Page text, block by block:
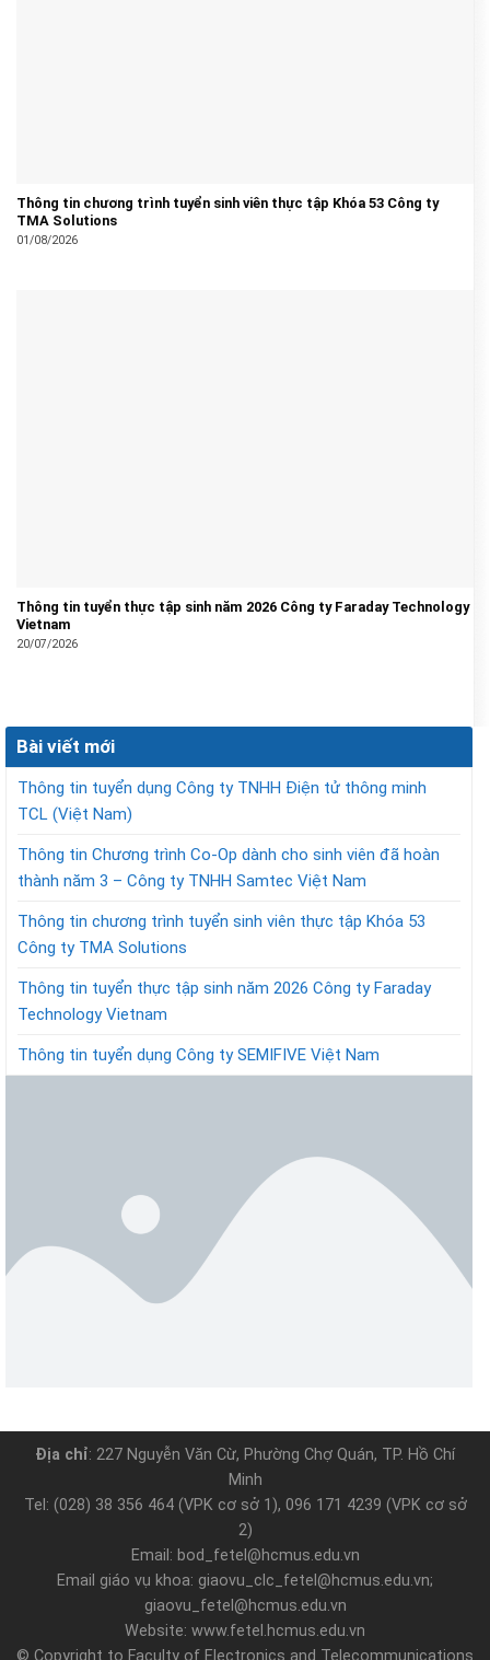
Thông tin chương trình tuyển sinh viên thực tập Khóa 53 Công ty
TMA Solutions
01/08/2026
Thông tin tuyển thực tập sinh năm 2026 Công ty Faraday Technology
Vietnam
20/07/2026
Bài viết mới
Thông tin tuyển dụng Công ty TNHH Điện tử thông minh
TCL (Việt Nam)
Thông tin Chương trình Co-Op dành cho sinh viên đã hoàn
thành năm 3 – Công ty TNHH Samtec Việt Nam
Thông tin chương trình tuyển sinh viên thực tập Khóa 53
Công ty TMA Solutions
Thông tin tuyển thực tập sinh năm 2026 Công ty Faraday
Technology Vietnam
Thông tin tuyển dụng Công ty SEMIFIVE Việt Nam
Địa chỉ: 227 Nguyễn Văn Cừ, Phường Chợ Quán, TP. Hồ Chí
Minh
Tel: (028) 38 356 464 (VPK cơ sở 1), 096 171 4239 (VPK cơ sở
2)
Email: bod_fetel@hcmus.edu.vn
Email giáo vụ khoa: giaovu_clc_fetel@hcmus.edu.vn;
giaovu_fetel@hcmus.edu.vn
Website: www.fetel.hcmus.edu.vn
© Copyright to Faculty of Electronics and Telecommunications